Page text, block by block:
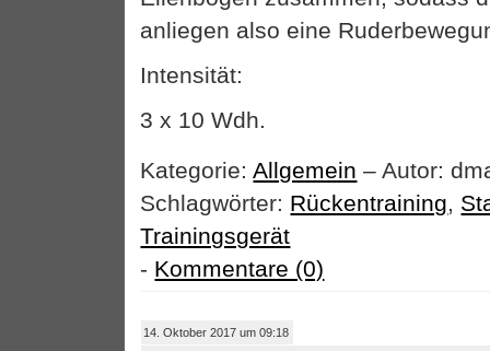
anliegen also eine
Intensität:
3 x 10 Wdh.
Kategorie: Allgemein – Autor:
Schlagwörter: Rückentraining
Trainingsgerät
- Kommentare (0)
14. Oktober 2017 um 09:18